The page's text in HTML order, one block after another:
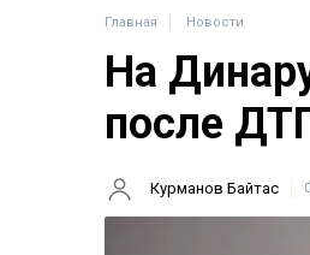
Главная Новости
На
после
Курманов Байтас